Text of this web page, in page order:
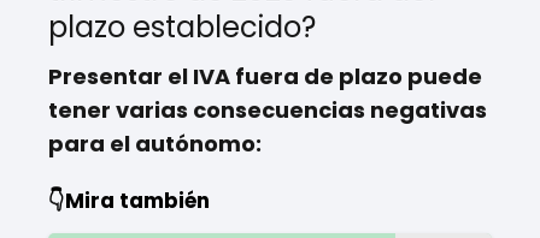
plazo establecido?
Presentar el IVA fuera de plazo puede
tener varias consecuencias negativas
para el autónomo:
👇Mira también